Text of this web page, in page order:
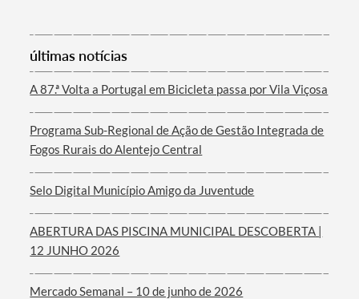
Categorias gerais
Filtros
últimas notícias
A 87.ª Volta a Portugal em Bicicleta passa por Vila Viçosa
Programa Sub-Regional de Ação de Gestão Integrada de
Fogos Rurais do Alentejo Central
Selo Digital Município Amigo da Juventude
ABERTURA DAS PISCINA MUNICIPAL DESCOBERTA |
12 JUNHO 2026
Mercado Semanal – 10 de junho de 2026